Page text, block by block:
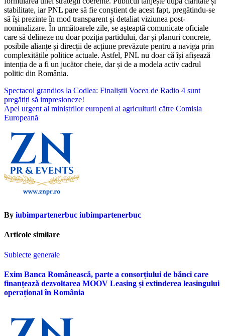
stabilitate, iar PNL pare să fie conștient de acest fapt, pregătindu-se
să își prezinte în mod transparent și detaliat viziunea post-
nominalizare. În următoarele zile, se așteaptă comunicate oficiale
care să delineze nu doar poziția partidului, dar și planuri concrete,
posibile alianțe și direcții de acțiune prevăzute pentru a naviga prin
complexitățile politice actuale. Astfel, PNL nu doar că își afișează
intenția de a fi un jucător cheie, dar și de a modela activ cadrul
politic din România.
Navigare
în
articole
Spectacol grandios la Codlea: Finaliștii Vocea de Radio 4 sunt
pregătiți să impresioneze!
Apel urgent al miniștrilor europeni ai agriculturii către Comisia
Europeană
By iubimpartenerbuc iubimpartenerbuc
Articole similare
Subiecte generale
Exim Banca Românească, parte a consorțiului de bănci care
finanțează dezvoltarea MOOV Leasing și extinderea leasingului
operațional în România